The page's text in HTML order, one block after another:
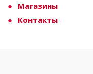
Магазины
Контакты